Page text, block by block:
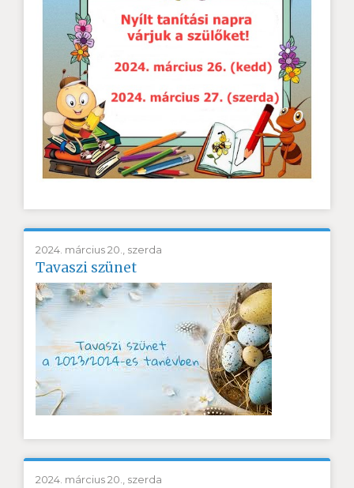
2024. március 20., szerda
Tavaszi szünet
2024. március 20., szerda